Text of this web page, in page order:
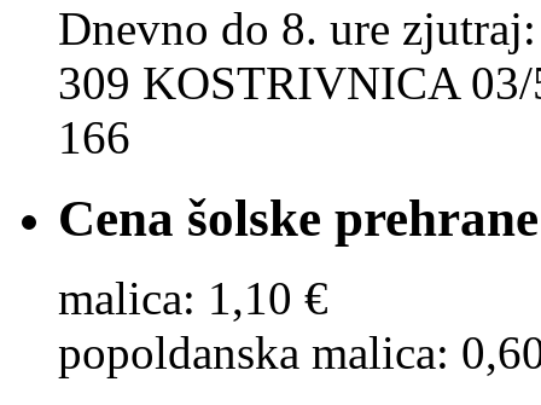
Dnevno do 8. ure
309 KOSTRIVNICA
166
Cena šolske prehrane
malica: 1,10 €
popoldanska malica: